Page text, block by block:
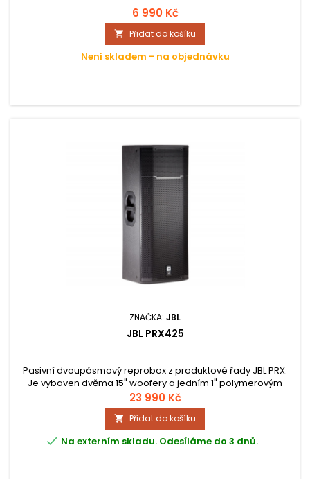
6 990 Kč
 Přidat do košíku
Není skladem - na objednávku
ZNAČKA: JBL
JBL PRX425
Pasivní dvoupásmový reprobox z produktové řady JBL PRX.
Je vybaven dvěma 15" woofery a jedním 1" polymerovým
kompresním tweeterem. Tento reprobox je určen především
pro DJ a skupinky, které potřebují jednoduchý systém
pokrývající široké frekvenční spektrum v jednom reproboxu a
jeho jednoduchou přepravu.
23 990 Kč
 Přidat do košíku
 Na externím skladu. Odesíláme do 3 dnů.